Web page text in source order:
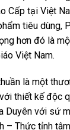
Cấp tại Việt
tiêu dùng,
hơn đó là
Việt Nam.
là một
thiết kế độc
Duyên với sứ
– Thức tỉnh